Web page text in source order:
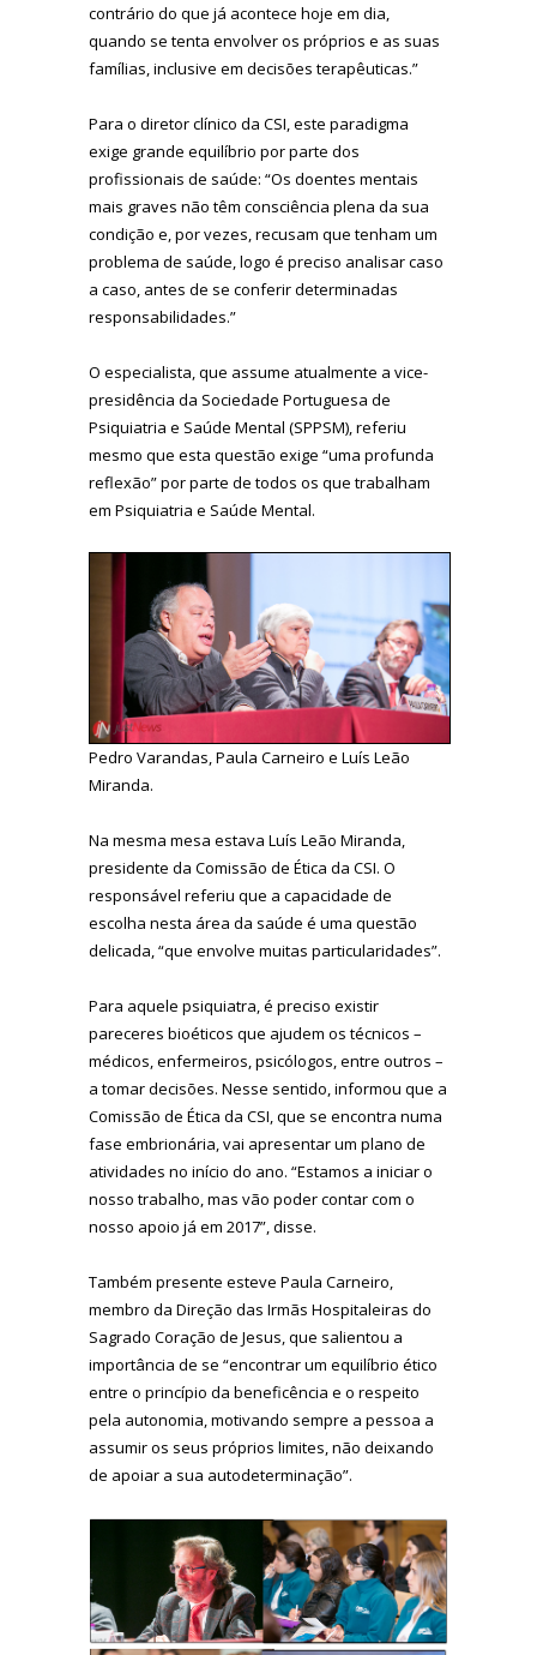
contrário do que já acontece hoje em dia,
quando se tenta envolver os próprios e as suas
famílias, inclusive em decisões terapêuticas.”
Para o diretor clínico da CSI, este paradigma
exige grande equilíbrio por parte dos
profissionais de saúde: “Os doentes mentais
mais graves não têm consciência plena da sua
condição e, por vezes, recusam que tenham um
problema de saúde, logo é preciso analisar caso
a caso, antes de se conferir determinadas
responsabilidades.”
O especialista, que assume atualmente a vice-
presidência da Sociedade Portuguesa de
Psiquiatria e Saúde Mental (SPPSM), referiu
mesmo que esta questão exige “uma profunda
reflexão” por parte de todos os que trabalham
em Psiquiatria e Saúde Mental.
Pedro Varandas, Paula Carneiro e Luís Leão
Miranda.
Na mesma mesa estava Luís Leão Miranda,
presidente da Comissão de Ética da CSI. O
responsável referiu que a capacidade de
escolha nesta área da saúde é uma questão
delicada, “que envolve muitas particularidades”.
Para aquele psiquiatra, é preciso existir
pareceres bioéticos que ajudem os técnicos –
médicos, enfermeiros, psicólogos, entre outros –
a tomar decisões. Nesse sentido, informou que a
Comissão de Ética da CSI, que se encontra numa
fase embrionária, vai apresentar um plano de
atividades no início do ano. “Estamos a iniciar o
nosso trabalho, mas vão poder contar com o
nosso apoio já em 2017”, disse.
Também presente esteve Paula Carneiro,
membro da Direção das Irmãs Hospitaleiras do
Sagrado Coração de Jesus, que salientou a
importância de se “encontrar um equilíbrio ético
entre o princípio da beneficência e o respeito
pela autonomia, motivando sempre a pessoa a
assumir os seus próprios limites, não deixando
de apoiar a sua autodeterminação”.